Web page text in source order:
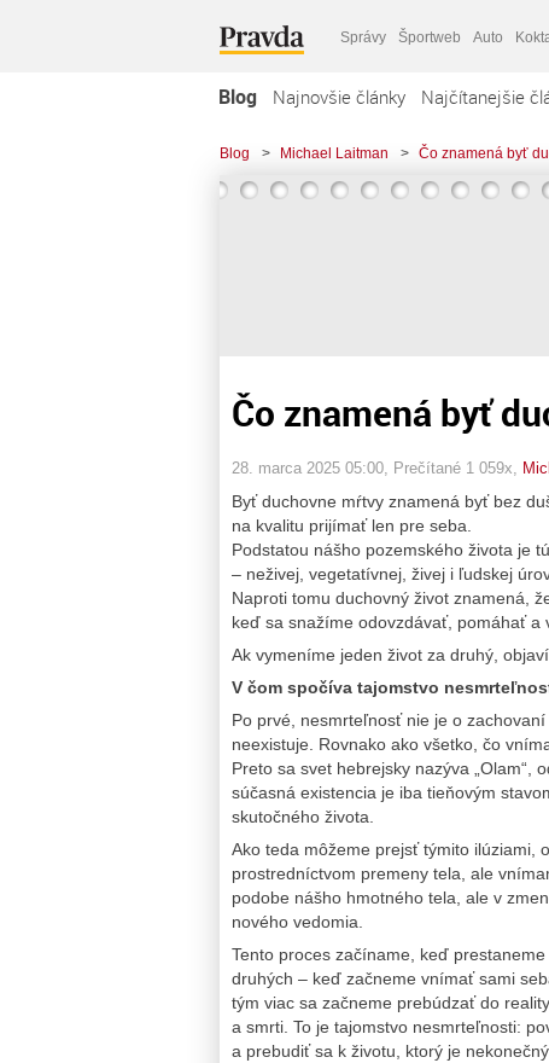
Správy Športweb Auto
Blog Najnovšie články Najčítanejšie
Blog > Michael Laitman > Čo znamená byť
Čo znamená byť
28. marca 2025 05:00 , Prečítané 1 059x,
Byť duchovne mŕtvy znamená byť bez
na kvalitu prijímať len pre seba.
Podstatou nášho pozemského života je
– neživej, vegetatívnej, živej i ľudskej
Naproti tomu duchovný život znamená,
keď sa snažíme odovzdávať, pomáhať a
Ak vymeníme jeden život za druhý,
V čom spočíva tajomstvo
Po prvé, nesmrteľnosť nie je o
neexistuje. Rovnako ako všetko, čo
Preto sa svet hebrejsky nazýva „Olam“,
súčasná existencia je iba tieňovým
skutočného života.
Ako teda môžeme prejsť týmito ilúziami,
prostredníctvom premeny tela, ale
podobe nášho hmotného tela, ale v
nového vedomia.
Tento proces začíname, keď
druhých – keď začneme vnímať sami
tým viac sa začneme prebúdzať do
a smrti. To je tajomstvo nesmrteľnosti:
a prebudiť sa k životu, ktorý je